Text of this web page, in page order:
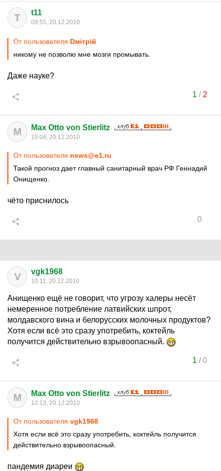
T t11
09:55, 20.12.2010
От пользователя Dмiтрiй
никому не позволю мне мозги промывать.
Даже науке?
1 / 2
M Max Otto von Stierlitz
10:04, 20.12.2010
От пользователя news@e1.ru
Такой прогноз дает главный санитарный врач РФ Геннадий
Онищенко.
чёто приснилось
0
V vgk1968
10:11, 20.12.2010
Анищенко ещё не говорит, что угрозу халеры несёт
немеренное потребление латвийских шпрот,
молдавского вина и белорусских молочных продуктов?
Хотя если всё это сразу употребить, коктейль
получится действительно взрывоопасный.
1 /0
M Max Otto von Stierlitz
10:13, 20.12.2010
От пользователя vgk1968
Хотя если всё это сразу употребить, коктейль получится
действительно взрывоопасный.
пандемия диареи